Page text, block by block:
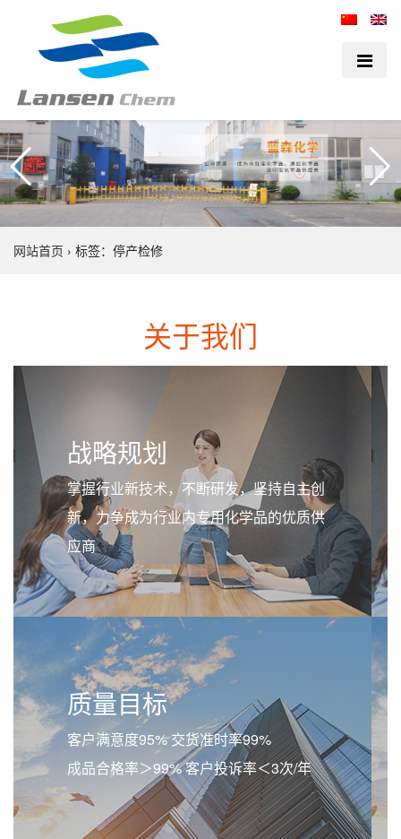
网站首页 › 标签：停产检修
关于我们
战略规划
掌握行业新技术，不断研发，坚持自主创
新，力争成为行业内专用化学品的优质供
应商
质量目标
客户满意度95% 交货准时率99%
成品合格率＞99% 客户投诉率＜3次/年